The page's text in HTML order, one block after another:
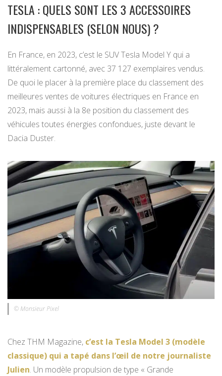
TESLA : QUELS SONT LES 3 ACCESSOIRES
INDISPENSABLES (SELON NOUS) ?
En France, en 2023, c’est le SUV Tesla Model Y qui a
littéralement cartonné, avec 37 127 exemplaires vendus.
De quoi le placer à la première place du classement des
meilleures ventes de voitures électriques en France en
2023, mais aussi à la 8e position du classement des
véhicules toutes énergies confondues, juste devant le
Dacia Duster.
© Monsieur Pixel
Chez THM Magazine, c’est la Tesla Model 3 (modèle
classique) qui a tapé dans l’œil de notre journaliste
Julien. Un modèle propulsion de type « Grande